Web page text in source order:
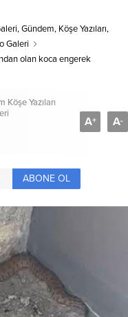
,Gündem, Köşe Yazıları,
Galeri
olan koca engerek
Köşe Yazıları
A+ A-
ABONE OL